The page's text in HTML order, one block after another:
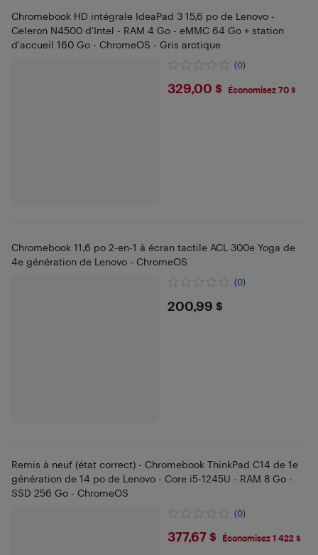
Chromebook HD intégrale IdeaPad 3 15,6 po de Lenovo -
Celeron N4500 d'Intel - RAM 4 Go - eMMC 64 Go + station
d'accueil 160 Go - ChromeOS - Gris arctique
(0)
$329
329,00 $ Économisez 70 $
Chromebook 11,6 po 2-en-1 à écran tactile ACL 300e Yoga de
4e génération de Lenovo - ChromeOS
(0)
$200.99
200,99 $
Remis à neuf (état correct) - Chromebook ThinkPad C14 de 1e
génération de 14 po de Lenovo - Core i5-1245U - RAM 8 Go -
SSD 256 Go - ChromeOS
(0)
$377.67
377,67 $ Économisez 1 422 $